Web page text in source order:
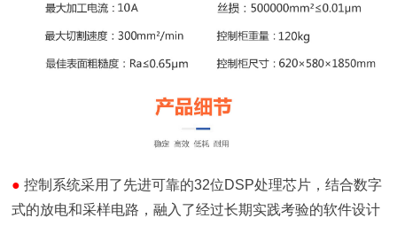
●控制系统采用了先进可靠的32位DSP处理芯片，结合数字
式的放电和采样电路，融入了经过长期实践考验的软件设计